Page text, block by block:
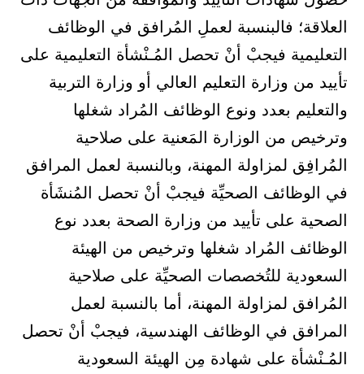
العلاقة؛ فالبنسبة لعملِ المُرافق في الوظائف
التعليمية فيجبْ أنْ تحصل المُـنْشأة التعليمية على
تأييد من وزارة التعليم العالي أو وزارة التربية
والتعليم بعدد ونوع الوظائف المُراد شغلها
وترخيص من الوزارة المَعنية على صلاحية
المُرافِق لمزاولة المهنة، وبالنسبة لعمل المرافق
في الوظائف الصحيِّة فيجبْ أنْ تحصل المُنشَأة
الصحية على تأييد من وزارة الصحة بعدد نوع
الوظائف المُراد شغلها وترخيص من الهيئة
السعودية للتُخصصات الصحيِّة على صلاحية
المُرافق لمزاولة المهنة، أما بالنسبة لعمل
المرافق في الوظائف الهندسية، فيجبْ أنْ تحصل
المُـنْشأة على شهادة مِن الهيئة السعودية